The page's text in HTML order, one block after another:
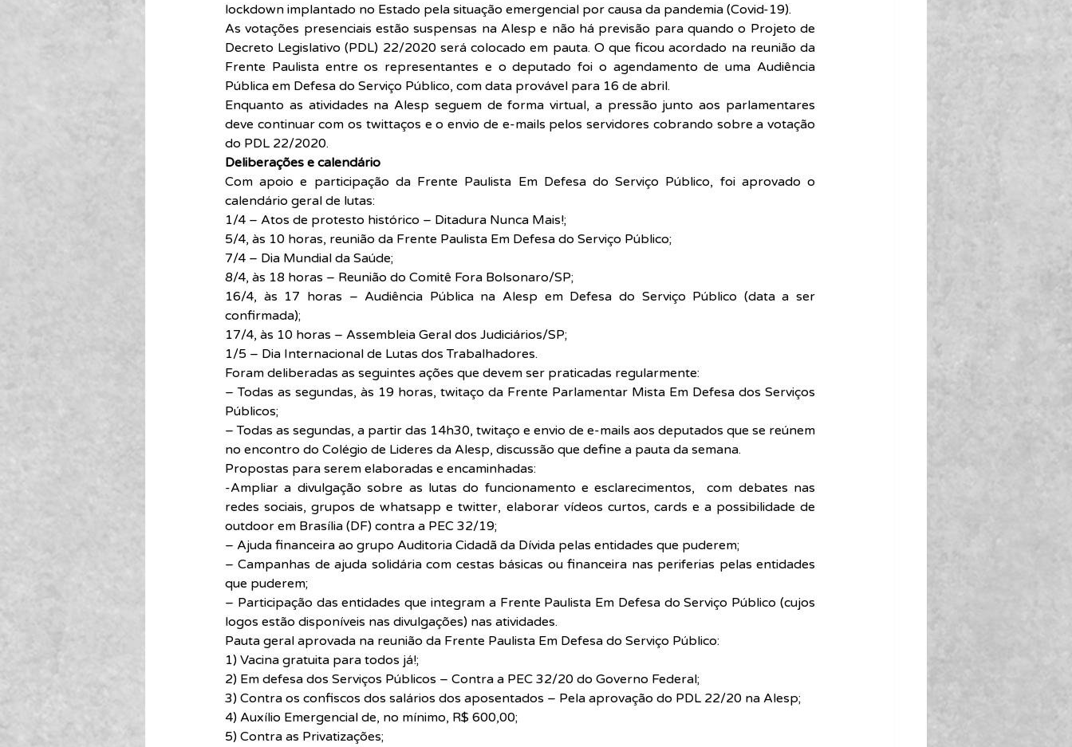
lockdown implantado no Estado pela situação emergencial por causa da pandemia (Covid-19).
As votações presenciais estão suspensas na Alesp e não há previsão para quando o Projeto de
Decreto Legislativo (PDL) 22/2020 será colocado em pauta. O que ficou acordado na reunião da
Frente Paulista entre os representantes e o deputado foi o agendamento de uma Audiência
Pública em Defesa do Serviço Público, com data provável para 16 de abril.
Enquanto as atividades na Alesp seguem de forma virtual, a pressão junto aos parlamentares
deve continuar com os twittaços e o envio de e-mails pelos servidores cobrando sobre a votação
do PDL 22/2020.
Deliberações e calendário
Com apoio e participação da Frente Paulista Em Defesa do Serviço Público, foi aprovado o
calendário geral de lutas:
1/4 – Atos de protesto histórico – Ditadura Nunca Mais!;
5/4, às 10 horas, reunião da Frente Paulista Em Defesa do Serviço Público;
7/4 – Dia Mundial da Saúde;
8/4, às 18 horas – Reunião do Comitê Fora Bolsonaro/SP;
16/4, às 17 horas – Audiência Pública na Alesp em Defesa do Serviço Público (data a ser
confirmada);
17/4, às 10 horas – Assembleia Geral dos Judiciários/SP;
1/5 – Dia Internacional de Lutas dos Trabalhadores.
Foram deliberadas as seguintes ações que devem ser praticadas regularmente:
– Todas as segundas, às 19 horas, twitaço da Frente Parlamentar Mista Em Defesa dos Serviços
Públicos;
– Todas as segundas, a partir das 14h30, twitaço e envio de e-mails aos deputados que se reúnem
no encontro do Colégio de Lideres da Alesp, discussão que define a pauta da semana.
Propostas para serem elaboradas e encaminhadas:
-Ampliar a divulgação sobre as lutas do funcionamento e esclarecimentos,  com debates nas
redes sociais, grupos de whatsapp e twitter, elaborar vídeos curtos, cards e a possibilidade de
outdoor em Brasília (DF) contra a PEC 32/19;
– Ajuda financeira ao grupo Auditoria Cidadã da Dívida pelas entidades que puderem;
– Campanhas de ajuda solidária com cestas básicas ou financeira nas periferias pelas entidades
que puderem;
– Participação das entidades que integram a Frente Paulista Em Defesa do Serviço Público (cujos
logos estão disponíveis nas divulgações) nas atividades.
Pauta geral aprovada na reunião da Frente Paulista Em Defesa do Serviço Público:
1) Vacina gratuita para todos já!;
2) Em defesa dos Serviços Públicos – Contra a PEC 32/20 do Governo Federal;
3) Contra os confiscos dos salários dos aposentados – Pela aprovação do PDL 22/20 na Alesp;
4) Auxílio Emergencial de, no mínimo, R$ 600,00;
5) Contra as Privatizações;